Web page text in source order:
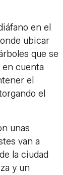
en el
ubicar
que se
cuenta
el
el
unas
van a
la ciudad
y un